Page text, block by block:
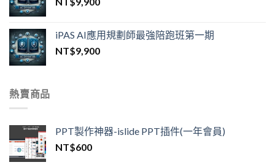
iPAS AI應用規劃師最強陪跑班第一期
NT$9,900
熱賣商品
PPT製作神器-islide PPT插件(一年會員)
NT$600